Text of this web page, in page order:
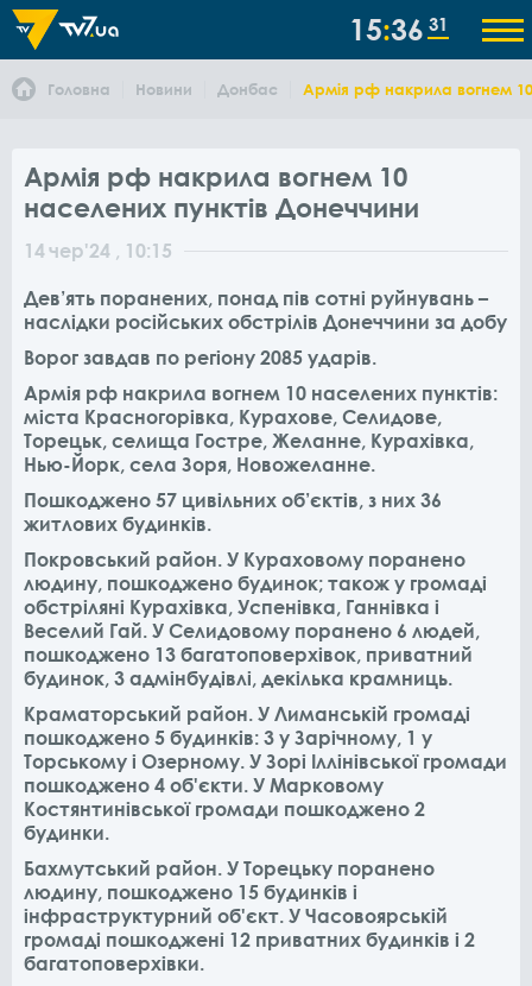
15 36 31
Головна Новини Донбас Армія рф накрила вогнем
Армія рф накрила вогнем 10
населених пунктів Донеччини
14чер'24 , 10:15
Дев’ять поранених, понад пів сотні руйнувань –
наслідки російських обстрілів Донеччини за добу
Ворог завдав по регіону 2085 ударів.
Армія рф накрила вогнем 10 населених пунктів:
міста Красногорівка, Курахове, Селидове,
Торецьк, селища Гостре, Желанне, Курахівка,
Нью-Йорк, села Зоря, Новожеланне.
Пошкоджено 57 цивільних об’єктів, з них 36
житлових будинків.
Покровський район. У Кураховому поранено
людину, пошкоджено будинок; також у громаді
обстріляні Курахівка, Успенівка, Ганнівка і
Веселий Гай. У Селидовому поранено 6 людей,
пошкоджено 13 багатоповерхівок, приватний
будинок, 3 адмінбудівлі, декілька крамниць.
Краматорський район. У Лиманській громаді
пошкоджено 5 будинків: 3 у Зарічному, 1 у
Торському і Озерному. У Зорі Іллінівської громади
пошкоджено 4 об'єкти. У Марковому
Костянтинівської громади пошкоджено 2
будинки.
Бахмутський район. У Торецьку поранено
людину, пошкоджено 15 будинків і
інфраструктурний об'єкт. У Часовоярській
громаді пошкоджені 12 приватних будинків і 2
багатоповерхівки.